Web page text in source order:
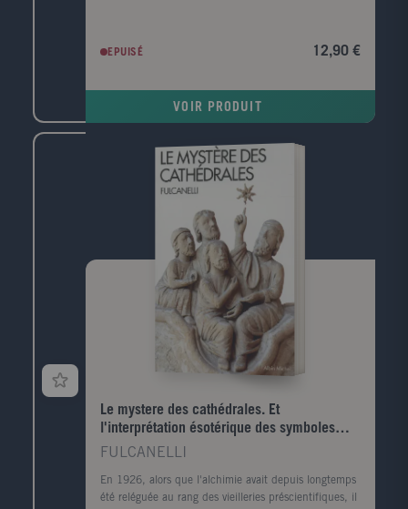
EPUISÉ 12,90 €
VOIR PRODUIT
Le mystere des cathédrales. Et
l'interprétation ésotérique des symboles
hermétiques du Grand Oeuvre
FULCANELLI
En 1926, alors que l'alchimie avait depuis longtemps
été reléguée au rang des vieilleries préscientifiques, il